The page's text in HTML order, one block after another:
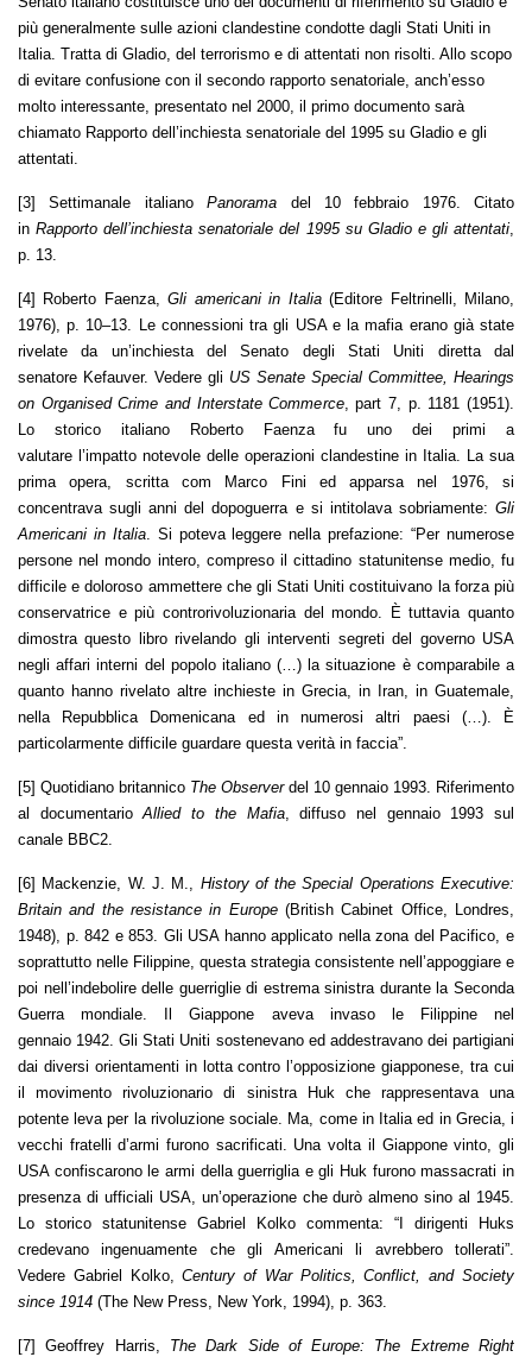
più generalmente sulle azioni clandestine condotte dagli Stati Uniti in
Italia. Tratta di Gladio, del terrorismo e di attentati non risolti. Allo scopo
di evitare confusione con il secondo rapporto senatoriale, anch’esso
molto interessante, presentato nel 2000, il primo documento sarà
chiamato Rapporto dell’inchiesta senatoriale del 1995 su Gladio e gli
attentati.
[3] Settimanale italianoPanorama del 10 febbraio 1976. Citato
inRapporto dell’inchiesta senatoriale del 1995 su Gladio e gli attentati,
p. 13.
[4] Roberto Faenza,Gli americani in Italia(Editore Feltrinelli, Milano,
1976), p. 10–13. Le connessioni tra gli USA e la mafia erano già state
rivelate da un’inchiesta del Senato degli Stati Uniti diretta dal
senatore Kefauver. Vedere gli US Senate Special Committee, Hearings
on Organised Crime and Interstate Commerce, part 7, p. 1181 (1951).
Lo storico italiano Roberto Faenza fu uno dei primi a
valutare l’impatto notevole delle operazioni clandestine in Italia. La sua
prima opera, scritta com Marco Fini ed apparsa nel 1976, si
concentrava sugli anni del dopoguerra e si intitolava sobriamente: Gli
Americani in Italia. Si poteva leggere nella prefazione: “Per numerose
persone nel mondo intero, compreso il cittadino statunitense medio, fu
difficile e doloroso ammettere che gli Stati Uniti costituivano la forza più
conservatrice e più controrivoluzionaria del mondo. È tuttavia quanto
dimostra questo libro rivelando gli interventi segreti del governo USA
negli affari interni del popolo italiano (…) la situazione è comparabile a
quanto hanno rivelato altre inchieste in Grecia, in Iran, in Guatemale,
nella Repubblica Domenicana ed in numerosi altri paesi (…). È
particolarmente difficile guardare questa verità in faccia”.
[5] Quotidiano britannico The Observerdel 10 gennaio 1993. Riferimento
al documentarioAllied to the Mafia, diffuso nel gennaio 1993 sul
canale BBC2.
[6] Mackenzie, W. J. M., History of the Special Operations Executive:
Britain and the resistance in Europe(British Cabinet Office, Londres,
1948), p. 842 e 853. Gli USA hanno applicato nella zona del Pacifico, e
soprattutto nelle Filippine, questa strategia consistente nell’appoggiare e
poi nell’indebolire delle guerriglie di estrema sinistra durante la Seconda
Guerra mondiale. Il Giappone aveva invaso le Filippine nel
gennaio 1942. Gli Stati Uniti sostenevano ed addestravano dei partigiani
dai diversi orientamenti in lotta contro l’opposizione giapponese, tra cui
il movimento rivoluzionario di sinistra Huk che rappresentava una
potente leva per la rivoluzione sociale. Ma, come in Italia ed in Grecia, i
vecchi fratelli d’armi furono sacrificati. Una volta il Giappone vinto, gli
USA confiscarono le armi della guerriglia e gli Huk furono massacrati in
presenza di ufficiali USA, un’operazione che durò almeno sino al 1945.
Lo storico statunitense Gabriel Kolko commenta: “I dirigenti Huks
credevano ingenuamente che gli Americani li avrebbero tollerati”.
Vedere Gabriel Kolko,Century of War Politics, Conflict, and Society
since 1914 (The New Press, New York, 1994), p. 363.
[7] Geoffrey Harris, The Dark Side of Europe: The Extreme Right